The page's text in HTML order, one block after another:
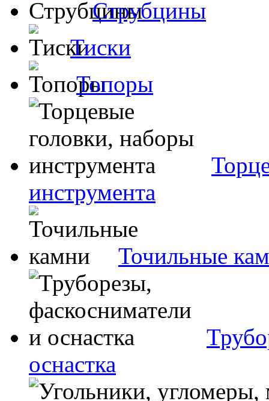
Струбцины
Тиски
Топоры
инструмента
Точильные
оснастка